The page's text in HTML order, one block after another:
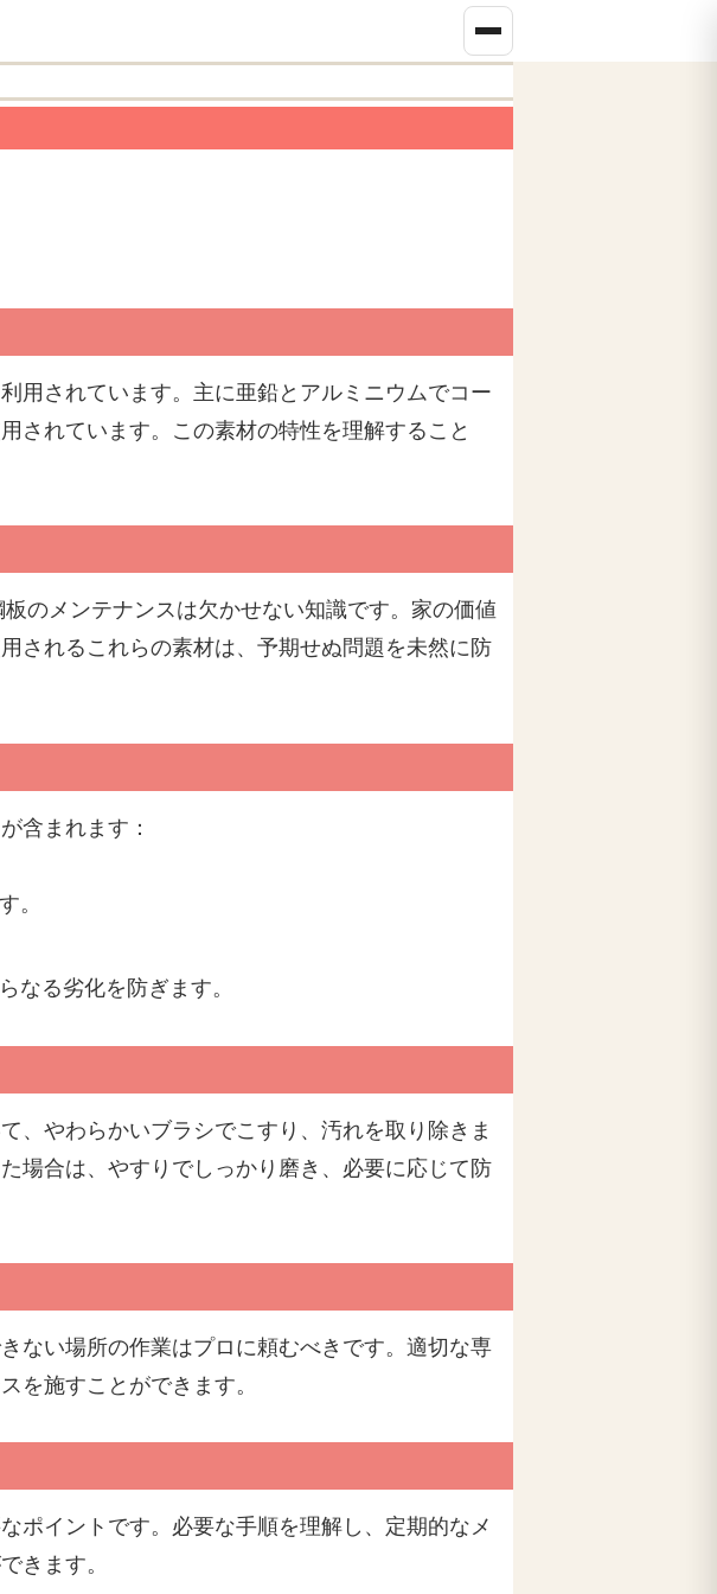
用されています。主に亜鉛とアルミニウムでコー
されています。この素材の特性を理解すること
のメンテナンスは欠かせない知識です。家の価値
されるこれらの素材は、予期せぬ問題を未然に防
含まれます：
。
なる劣化を防ぎます。
、やわらかいブラシでこすり、汚れを取り除きま
場合は、やすりでしっかり磨き、必要に応じて防
ない場所の作業はプロに頼むべきです。適切な専
を施すことができます。
ポイントです。必要な手順を理解し、定期的なメ
きます。